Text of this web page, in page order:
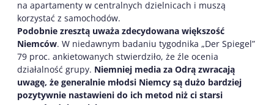
na apartamenty w centralnych dzielnicach i muszą
korzystać z samochodów.
Podobnie zresztą uważa zdecydowana większość
Niemców. W niedawnym badaniu tygodnika „Der Spiegel”
79 proc. ankietowanych stwierdziło, że źle ocenia
działalność grupy. Niemniej media za Odrą zwracają
uwagę, że generalnie młodsi Niemcy są dużo bardziej
pozytywnie nastawieni do ich metod niż ci starsi